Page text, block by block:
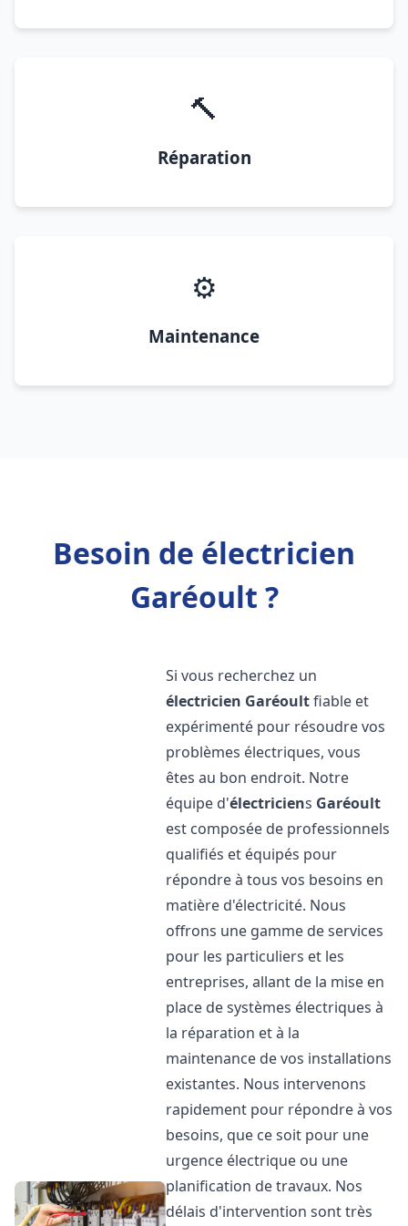
🔨
Réparation
⚙️
Maintenance
Besoin de électricien
Garéoult ?
Si vous recherchez un
électricien Garéoultfiable et
expérimenté pour résoudre vos
problèmes électriques, vous
êtes au bon endroit. Notre
équipe d'électriciens Garéoult
est composée de professionnels
qualifiés et équipés pour
répondre à tous vos besoins en
matière d'électricité. Nous
offrons une gamme de services
pour les particuliers et les
entreprises, allant de la mise en
place de systèmes électriques à
la réparation et à la
maintenance de vos installations
existantes. Nous intervenons
rapidement pour répondre à vos
besoins, que ce soit pour une
urgence électrique ou une
planification de travaux. Nos
délais d'intervention sont très